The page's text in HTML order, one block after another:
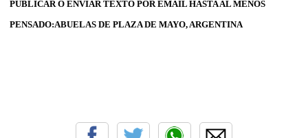
PUBLICAR O ENVIAR TEXTO POR EMAIL HASTA AL MENOS
PENSADO:ABUELAS DE PLAZA DE MAYO, ARGENTINA